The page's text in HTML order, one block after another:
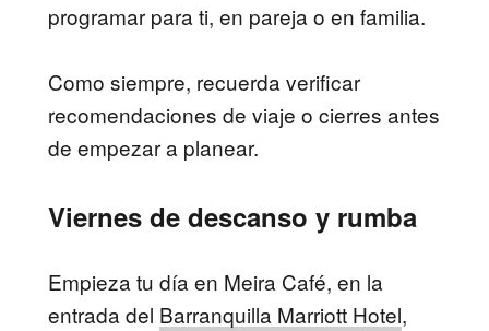
programar para ti, en pareja o en familia.
Como siempre, recuerda verificar
recomendaciones de viaje o cierres antes
de empezar a planear.
Viernes de descanso y rumba
Empieza tu día en Meira Café, en la
entrada del Barranquilla Marriott Hotel,